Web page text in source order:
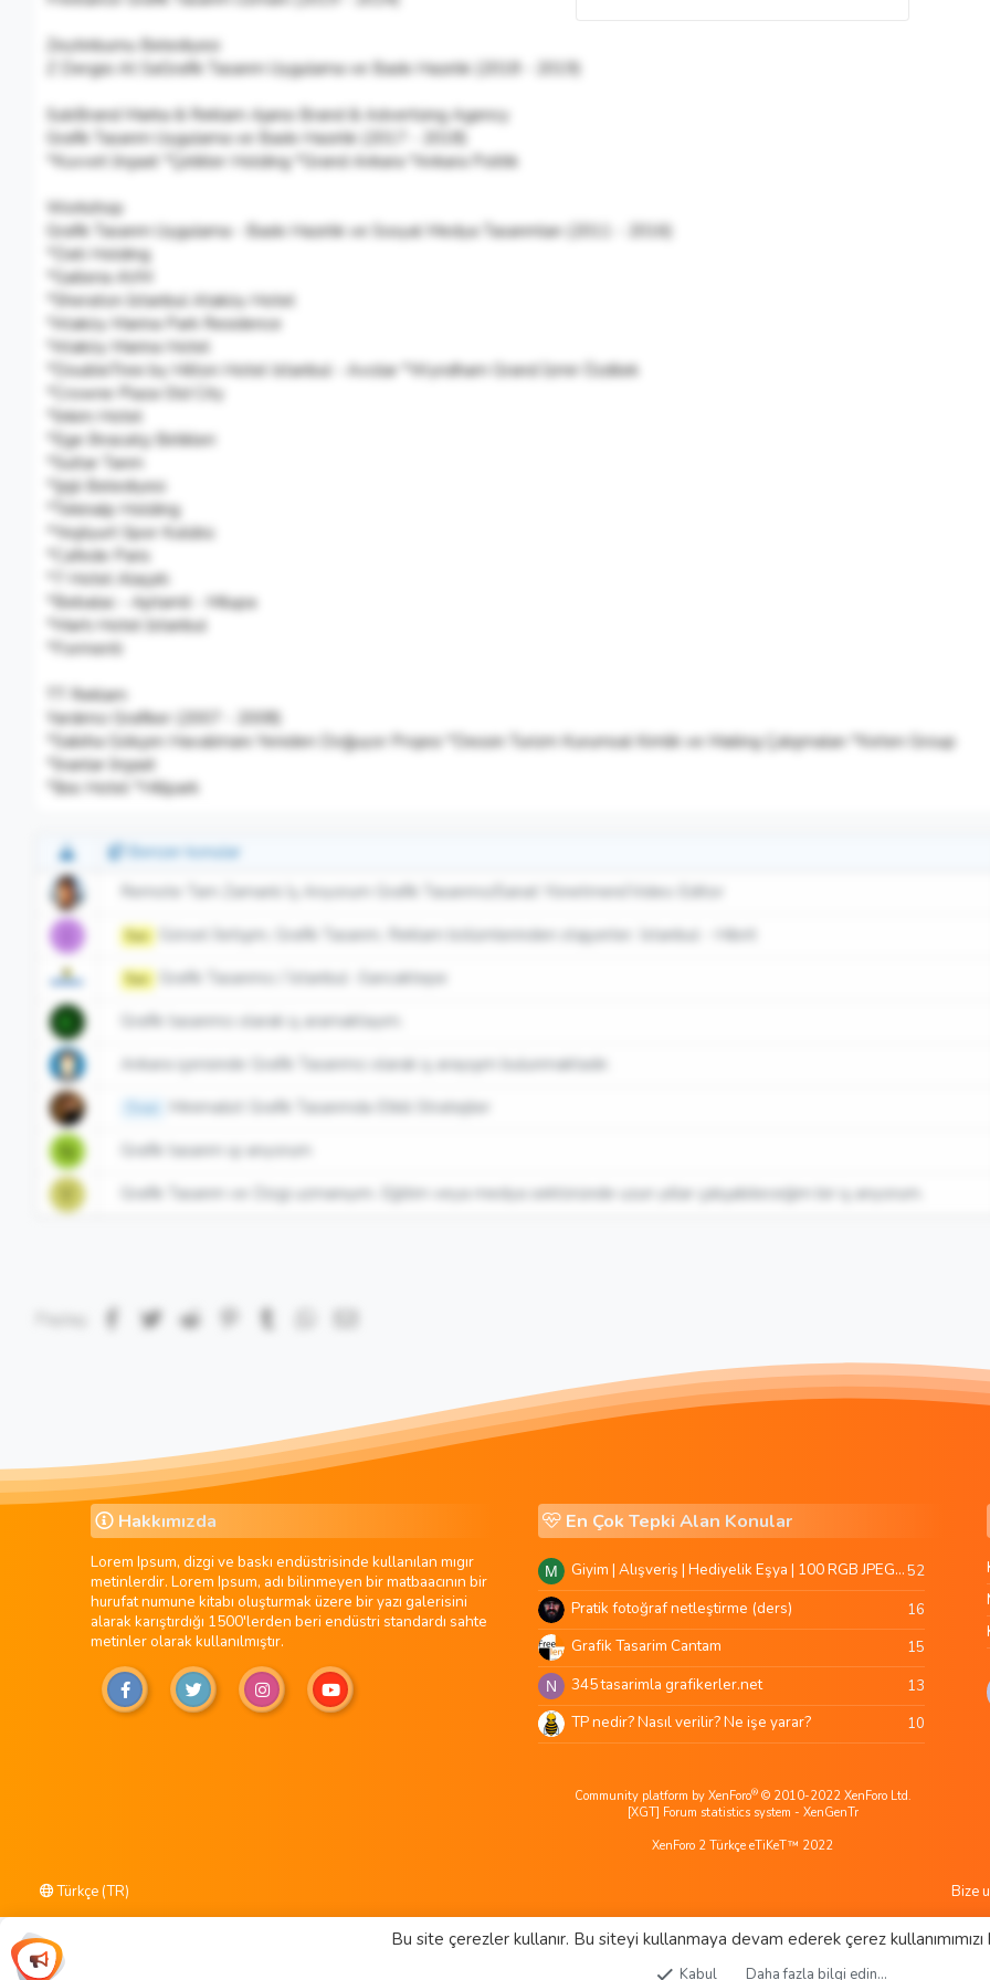
Zeytinburnu Belediyesi
Z Dergisi At SaGrafik Tasarım Uygulama ve Baskı Hazırlık (2018 - 2019)
SubBrand Marka & Reklam Ajansı Brand & Advertsing Agency
Grafik Tasarım Uygulama ve Baskı Hazırlık (2017 - 2018)
*Kuvvet İnşaat *Çelikler Holding *Grand Ankara *Ankara Politik
Workshop
Grafik Tasarım Uygulama - Baskı Hazırlık ve Sosyal Medya Tasarımları (2011 - 2016)
*Dati Holding
*Galleria AVM
*Sheraton İstanbul Ataköy Hotel
*Ataköy Marina Park Residence
*Ataköy Marina Hotel
*DoubleTree by Hilton Hotel Istanbul - Avcılar *Wyndham Grand İzmir Özdilek
*Crowne Plaza Old City
*İnkim Hotel
*Ege İhracatçı Birlikleri
*Sultar Tarım
*Şişli Belediyesi
*Tekinalp Holding
*Yeşilyurt Spor Kulübü
*Cafede Paris
*7 Hotel Alaçatı
*Bebalac - Aptamil - Milupa
*Martı Hotel İstanbul
*Formenti
TT Reklam
Yardımcı Grafiker (2007 - 2008)
*Sabiha Gökçen Havalimanı Yeniden Doğuyor Projesi *Dessin Turizm Kurumsal Kimlik ve Mailing Çalışmaları *Keten Group
*İnanlar İnşaat
*İbis Hotel *Hillpark
Benzer konular
Remote Tam Zamanlı İş Arıyorum Grafik Tasarımcı/Sanat Yönetmeni/Video Editor
İlan Görsel İletişim, Grafik Tasarım, Reklam bölümlerinden stajyerler. İstanbul - Hibrit
İlan Grafik Tasarımcı / İstanbul -Sancaktepe
Grafik tasarımcı olarak iş aramaktayım.
Ankara içerisinde Grafik Tasarımcı olarak iş arayışım bulunmaktadır.
Minimalist Grafik Tasarımda Etkili Stratejiler
N Grafik tasarım işi arıyorum
Grafik Tasarım ve Dizgi uzmanıyım. Eğitim veya medya sektöründe uzun yıllar çalışabileceğim bir iş arıyorum.
Facebook
Twitter
Hakkımızda
Lorem Ipsum, dizgi ve baskı endüstrisinde kullanılan mıgır
metinlerdir. Lorem Ipsum, adı bilinmeyen bir matbaacının bir
hurufat numune kitabı oluşturmak üzere bir yazı galerisini
alarak karıştırdığı 1500'lerden beri endüstri standardı sahte
metinler olarak kullanılmıştır.
En Çok Tepki Alan Konular
M Giyim | Alışveriş | Hediyelik Eşya | 100 RGB JPEG Images | 5920x4420 Pixels | 501 MB52
Pratik fotoğraf netleştirme (ders) 16
Grafik Tasarim Cantam 15
N 345 tasarimla grafikerler.net 13
TP nedir? Nasıl verilir? Ne işe yarar? 10
Community platform by XenForo® © 2010-2022 XenForo Ltd.
[XGT] Forum statistics system - XenGenTr
XenForo 2 Türkçe eTiKeT™ 2022
Türkçe (TR) Bize
Bu site çerezler kullanır. Bu siteyi kullanmaya devam ederek çerez
Kabul Daha fazla bilgi edin…